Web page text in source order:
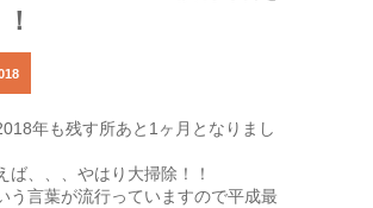
年も残す所あと1ヶ月となりまし
ば、、、やはり大掃除！！
う言葉が流行っていますので平成最